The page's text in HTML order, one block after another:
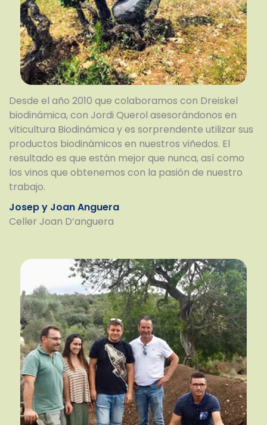
Desde el año 2010 que colaboramos con Dreiskel
biodinámica, con Jordi Querol asesorándonos en
viticultura Biodinámica y es sorprendente utilizar sus
productos biodinámicos en nuestros viñedos. El
resultado es que están mejor que nunca, así como
los vinos que obtenemos con la pasión de nuestro
trabajo.
Josep y Joan Anguera
Celler Joan D’anguera